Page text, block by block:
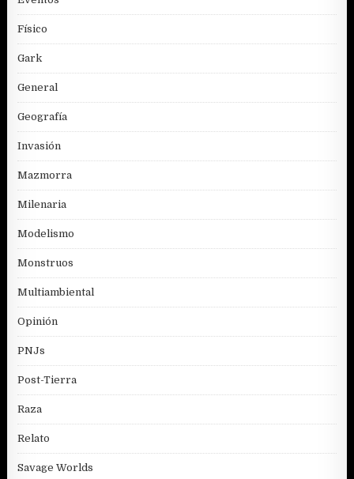
Físico
Gark
General
Geografía
Invasión
Mazmorra
Milenaria
Modelismo
Monstruos
Multiambiental
Opinión
PNJs
Post-Tierra
Raza
Relato
Savage Worlds